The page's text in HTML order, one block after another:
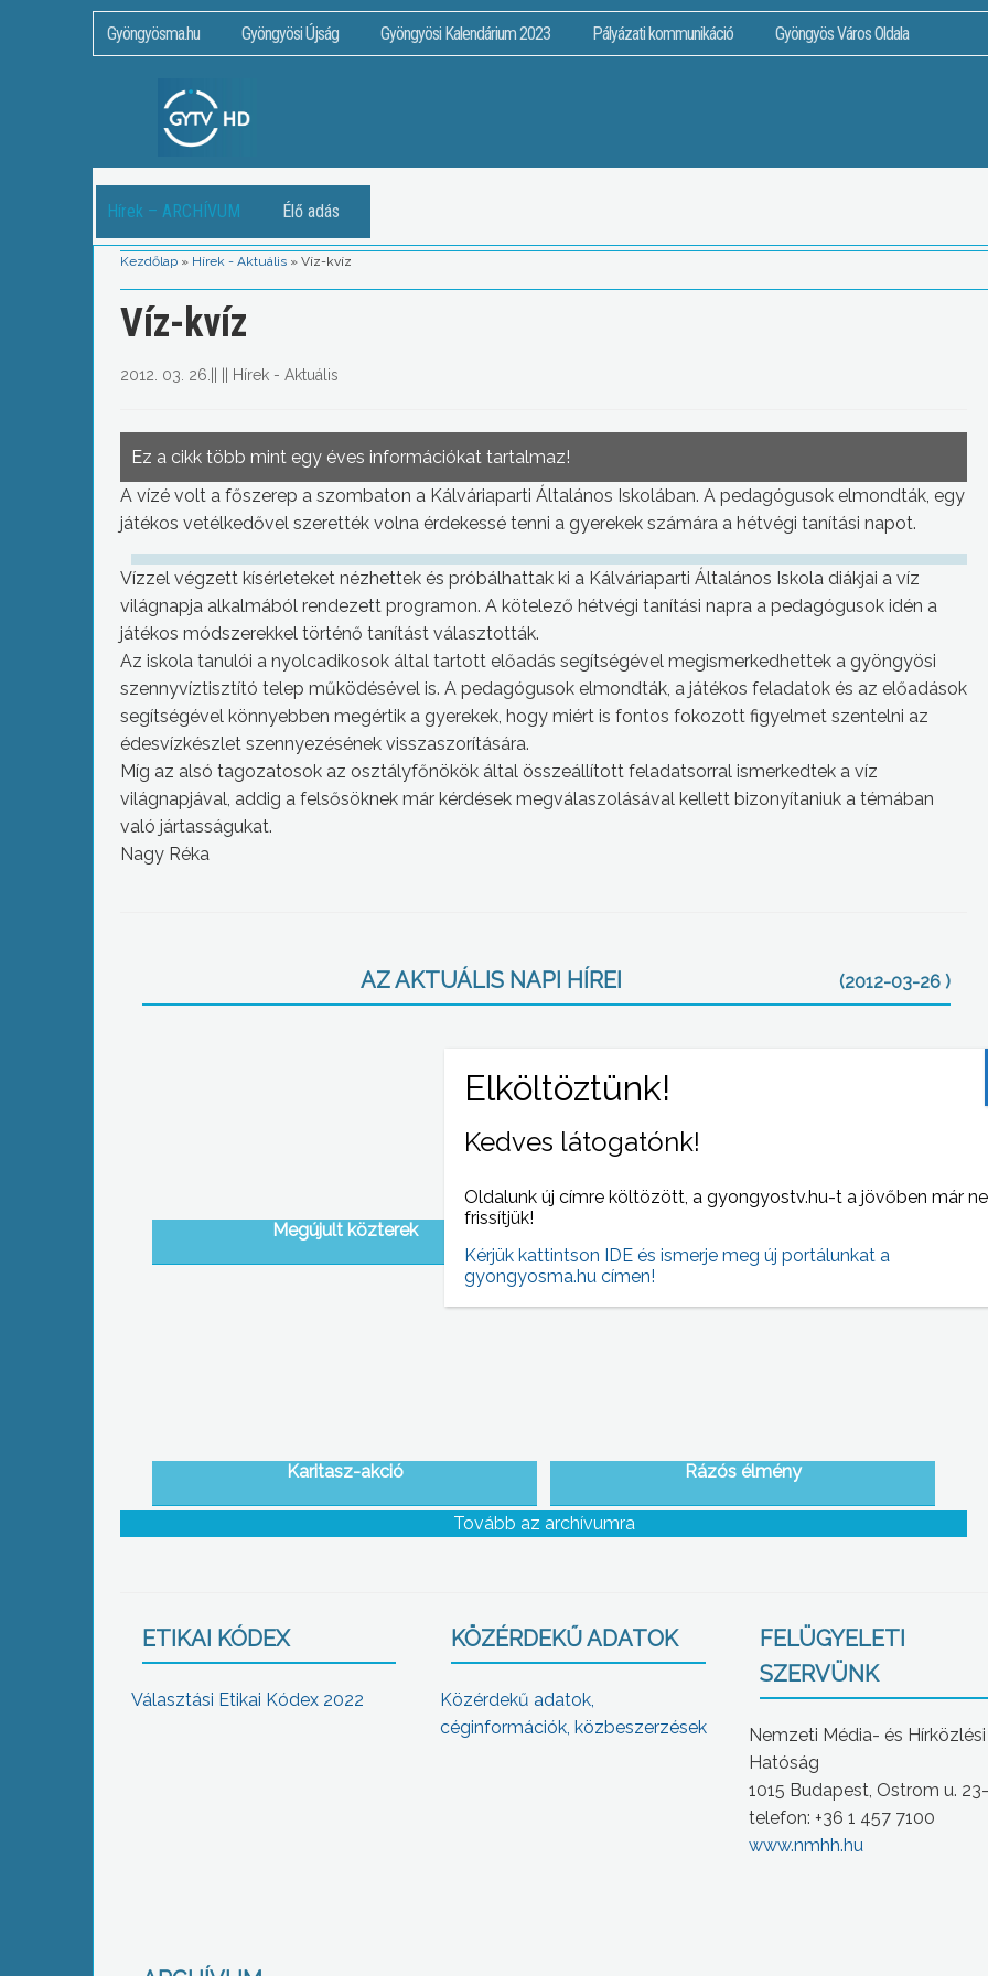
Gyöngyösma.hu Gyöngyösi Újság Gyöngyösi Kalendárium 2023 Pályázati kommunikáció Gyöngyös Város Oldala
Hírek – ARCHÍVUM Élő adás
Kezdőlap » Hírek - Aktuális » Víz-kvíz
Víz-kvíz
2012. 03. 26. Hírek - Aktuális
Ez a cikk több mint egy éves információkat tartalmaz!
A vízé volt a főszerep a szombaton a Kálváriaparti Általános Iskolában. A pedagógusok elmondták, egy
játékos vetélkedővel szerették volna érdekessé tenni a gyerekek számára a hétvégi tanítási napot.
Vízzel végzett kísérleteket nézhettek és próbálhattak ki a Kálváriaparti Általános Iskola diákjai a víz
világnapja alkalmából rendezett programon. A kötelező hétvégi tanítási napra a pedagógusok idén a
játékos módszerekkel történő tanítást választották.
Az iskola tanulói a nyolcadikosok által tartott előadás segítségével megismerkedhettek a gyöngyösi
szennyvíztisztító telep működésével is. A pedagógusok elmondták, a játékos feladatok és az előadások
segítségével könnyebben megértik a gyerekek, hogy miért is fontos fokozott figyelmet szentelni az
édesvízkészlet szennyezésének visszaszorítására.
Míg az alsó tagozatosok az osztályfőnökök által összeállított feladatsorral ismerkedtek a víz
világnapjával, addig a felsősöknek már kérdések megválaszolásával kellett bizonyítaniuk a témában
való jártasságukat.
Nagy Réka
AZ AKTUÁLIS NAPI HÍREI (2012-03-26 )
Megújult közterek
Karitasz-akció Rázós élmény
Tovább az archívumra
ETIKAI KÓDEX
Választási Etikai Kódex 2022
KÖZÉRDEKŰ ADATOK
Közérdekű adatok,
céginformációk, közbeszerzések
FELÜGYELETI
SZERVÜNK
Nemzeti Média- és Hírközlési
Hatóság
1015 Budapest, Ostrom u.
telefon: +36 1 457 7100
www.nmhh.hu
Kedves látogatónk!
Oldalunk új címre költözött, a gyongyostv.hu-t a jövőben már
frissítjük!
Kérjük kattintson IDE és ismerje meg új portálunkat a
gyongyosma.hu címen!